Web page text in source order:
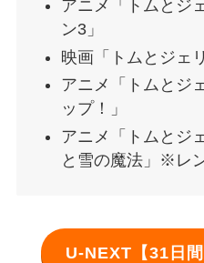
アニメ「トムとジ
ン3」
映画「トムとジェ
アニメ「トムとジ
ップ！」
アニメ「トムとジ
と雪の魔法」※レ
U-NEXT【31日